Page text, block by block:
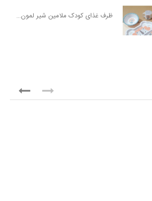
ظرف غذای کودک ملامین شیر لمون Lemon